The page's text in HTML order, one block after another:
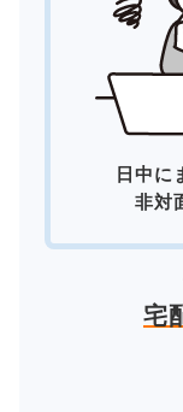
日中に
非対
宅